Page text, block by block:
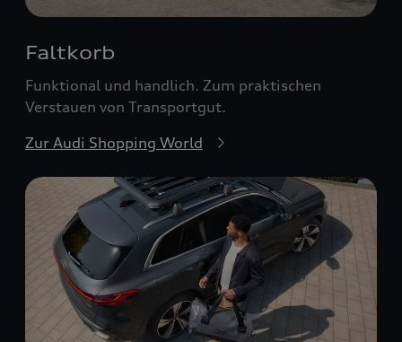
Faltkorb
Funktional und handlich. Zum praktischen
Verstauen von Transportgut.
Zur Audi Shopping World